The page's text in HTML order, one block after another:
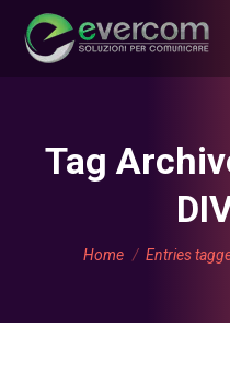
Tag
You are here:
Home Entries